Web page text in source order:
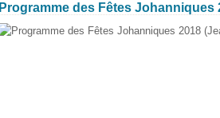
Programme des Fêtes Johanniques